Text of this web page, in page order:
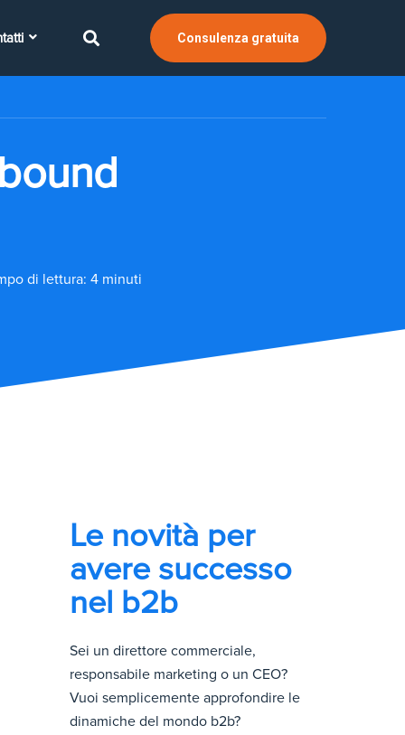
Consulenza gratuita
di lettura: 4 minuti
Le novità per
avere successo
nel b2b
Sei un direttore commerciale,
responsabile marketing o un CEO?
Vuoi semplicemente approfondire le
dinamiche del mondo b2b?